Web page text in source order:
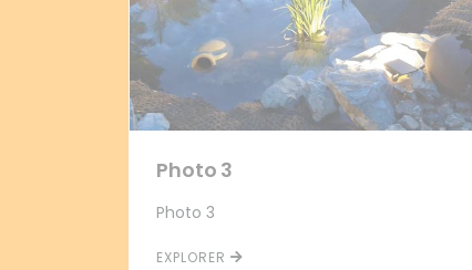
Photo 3
Photo 3
EXPLORER